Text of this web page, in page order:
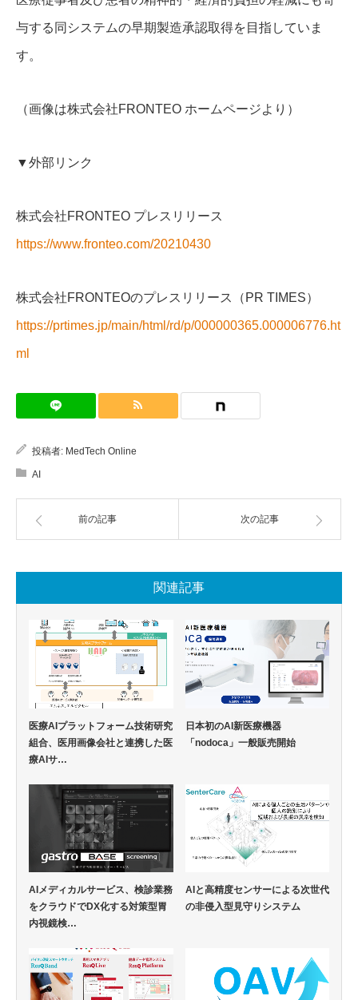
与する同システムの早期製造承認取得を目指していま
す。
（画像は株式会社FRONTEO ホームページより）
▼外部リンク
株式会社FRONTEO プレスリリース
https://www.fronteo.com/20210430
株式会社FRONTEOのプレスリリース（PR TIMES）
https://prtimes.jp/main/html/rd/p/000000365.000006776.ht
ml
投稿者: MedTech Online
AI
前の記事 次の記事
関連記事
医療AIプラットフォーム技術研究
組合、医用画像会社と連携した医
療AIサ…
日本初のAI新医療機器
「nodoca」一般販売開始
AIメディカルサービス、検診業務
をクラウドでDX化する対策型胃
内視鏡検…
AIと高精度センサーによる次世代
の非侵入型見守りシステム